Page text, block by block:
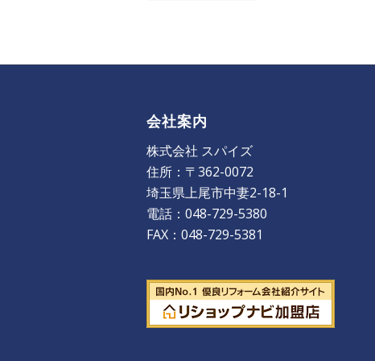
会社案内
株式会社 スパイズ
住所：〒362-0072
埼玉県上尾市中妻2-18-1
電話：048-729-5380
FAX：048-729-5381